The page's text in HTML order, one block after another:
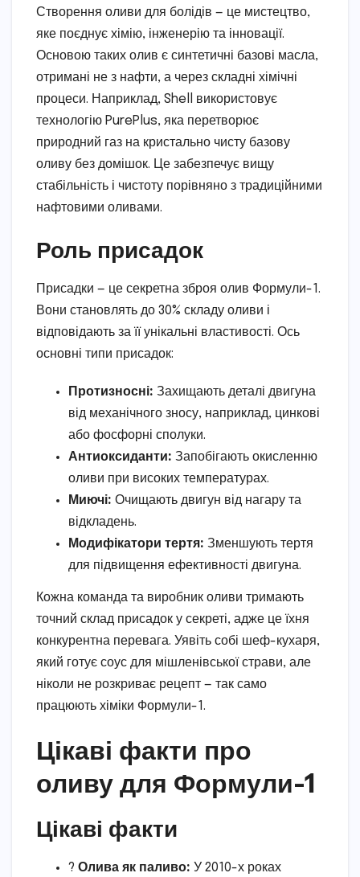
Створення оливи для болідів — це мистецтво,
яке поєднує хімію, інженерію та інновації.
Основою таких олив є синтетичні базові масла,
отримані не з нафти, а через складні хімічні
процеси. Наприклад, Shell використовує
технологію PurePlus, яка перетворює
природний газ на кристально чисту базову
оливу без домішок. Це забезпечує вищу
стабільність і чистоту порівняно з традиційними
нафтовими оливами.
Роль присадок
Присадки — це секретна зброя олив Формули-1.
Вони становлять до 30% складу оливи і
відповідають за її унікальні властивості. Ось
основні типи присадок:
Протизносні: Захищають деталі двигуна
від механічного зносу, наприклад, цинкові
або фосфорні сполуки.
Антиоксиданти: Запобігають окисленню
оливи при високих температурах.
Миючі: Очищають двигун від нагару та
відкладень.
Модифікатори тертя: Зменшують тертя
для підвищення ефективності двигуна.
Кожна команда та виробник оливи тримають
точний склад присадок у секреті, адже це їхня
конкурентна перевага. Уявіть собі шеф-кухаря,
який готує соус для мішленівської страви, але
ніколи не розкриває рецепт — так само
працюють хіміки Формули-1.
Цікаві факти про
оливу для Формули-1
Цікаві факти
? Олива як паливо: У 2010-х роках